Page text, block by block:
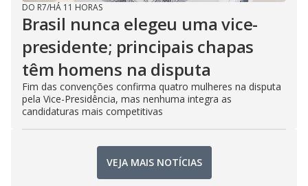
DO R7/HÁ 11 HORAS
Brasil nunca elegeu uma vice-
presidente; principais chapas
têm homens na disputa
Fim das convenções confirma quatro mulheres na disputa
pela Vice-Presidência, mas nenhuma integra as
candidaturas mais competitivas
VEJA MAIS NOTÍCIAS